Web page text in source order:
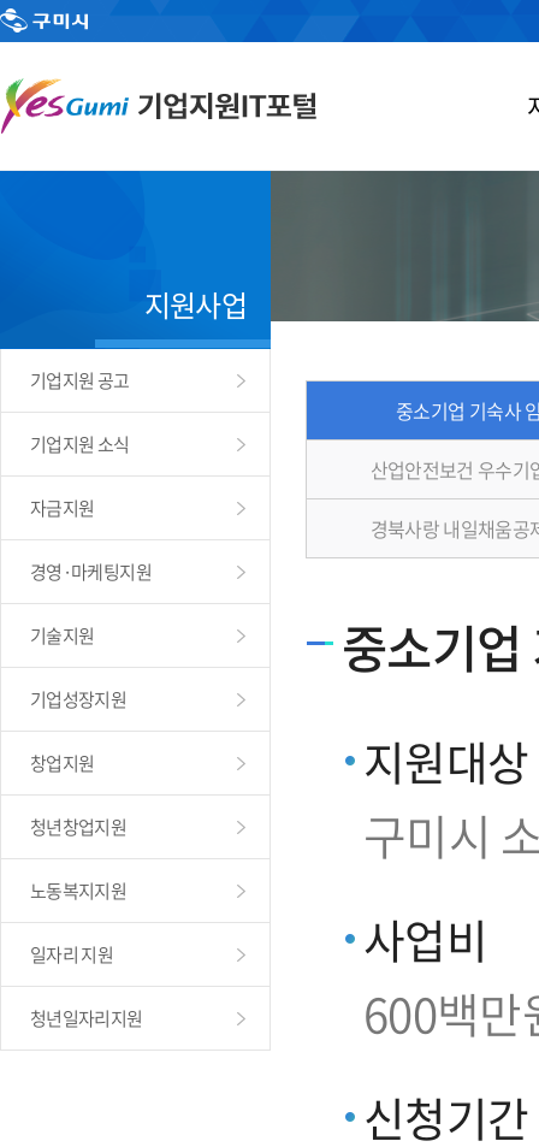
지원사업
기업지원 공고
기업지원 소식
자금지원
경영·마케팅지원
기술지원
기업성장지원
창업지원
청년창업지원
노동복지지원
일자리 지원
청년일자리지원
중소기업 기숙사
산업안전보건 우수기
경북사랑 내일채움공
중소기
지원대상
구미시
사업비
600백만
신청기간